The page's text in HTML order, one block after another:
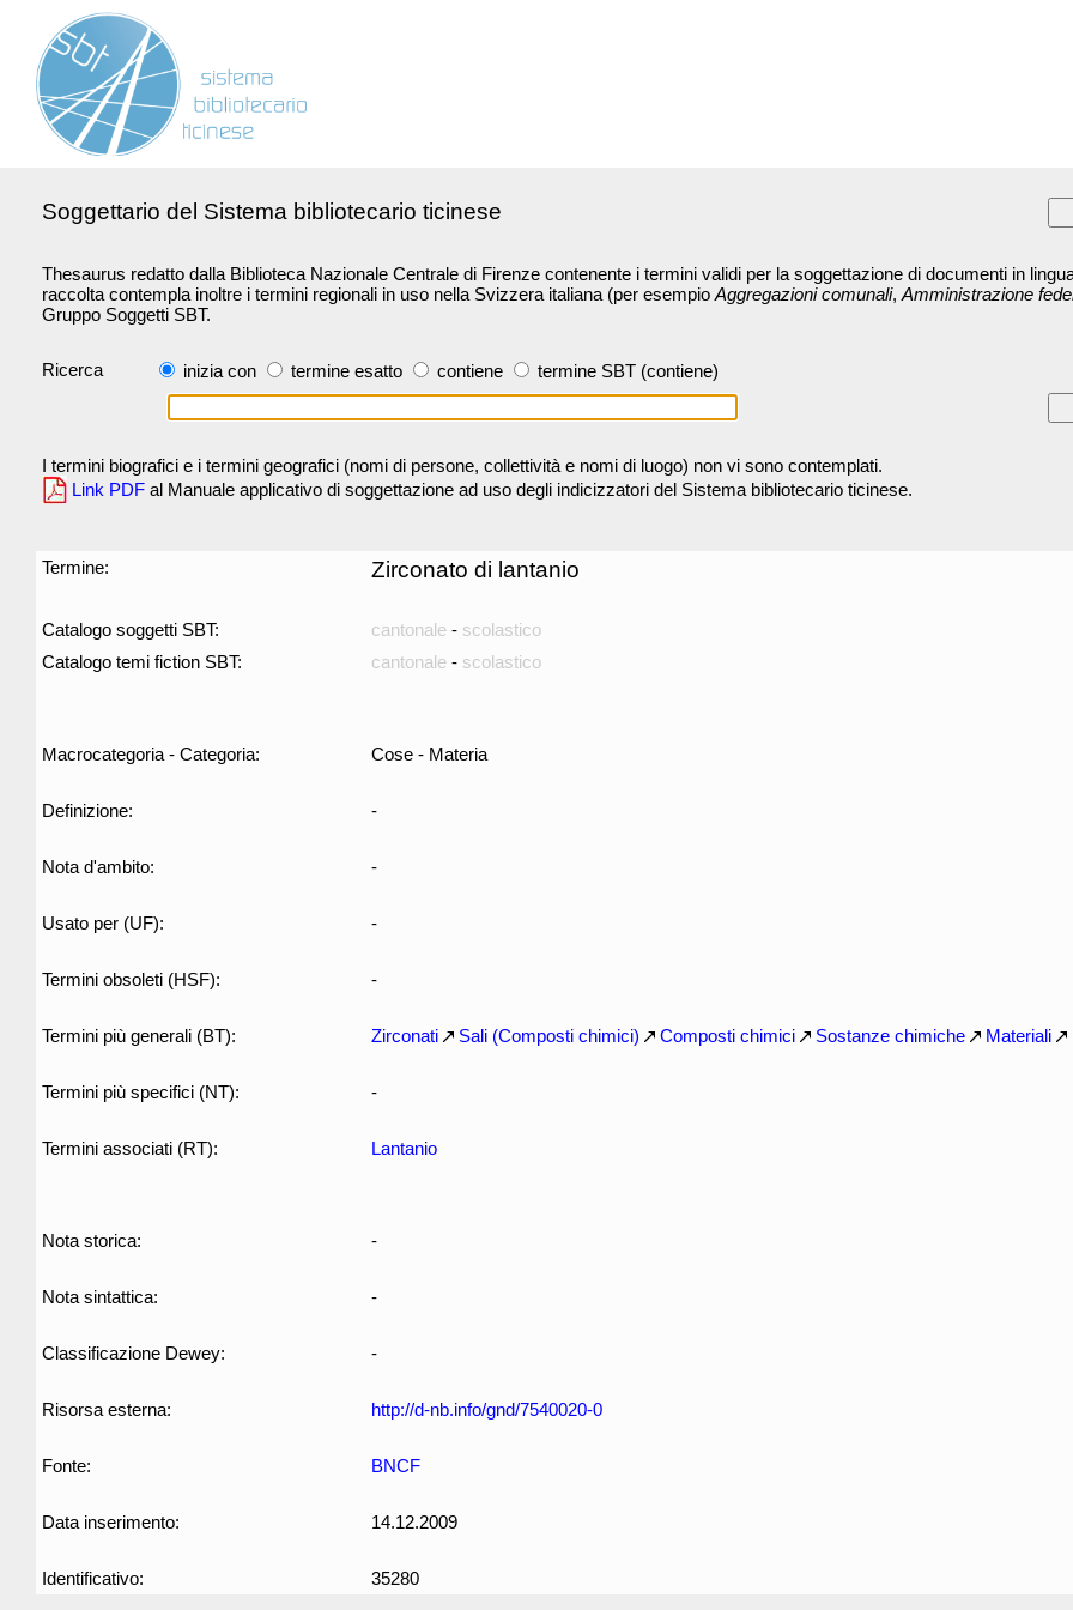
Soggettario del Sistema bibliotecario ticinese
Thesaurus redatto dalla Biblioteca Nazionale Centrale di Firenze contenente i termini validi per la soggettazione di documenti in
raccolta contempla inoltre i termini regionali in uso nella Svizzera italiana (per esempio Aggregazioni comunali, Amministrazione
Gruppo Soggetti SBT.
Ricerca inizia con termine esatto contiene termine SBT (contiene)
I termini biografici e i termini geografici (nomi di persone, collettività e nomi di luogo) non vi sono contemplati.
Link PDF al Manuale applicativo di soggettazione ad uso degli indicizzatori del Sistema bibliotecario ticinese.
Termine: Zirconato di lantanio
Catalogo soggetti SBT: cantonale - scolastico
Catalogo temi fiction SBT:
cantonale - scolastico
Macrocategoria - Categoria: Cose - Materia
Definizione: -
Nota d'ambito: -
Usato per (UF): -
Termini obsoleti (HSF): -
Termini più generali (BT): Zirconati Sali (Composti chimici) Composti chimici Sostanze chimiche Materiali
Termini più specifici (NT): -
Termini associati (RT): Lantanio
Nota storica: -
Nota sintattica: -
Classificazione Dewey: -
Risorsa esterna: http://d-nb.info/gnd/7540020-0
Fonte: BNCF
Data inserimento: 14.12.2009
Identificativo: 35280